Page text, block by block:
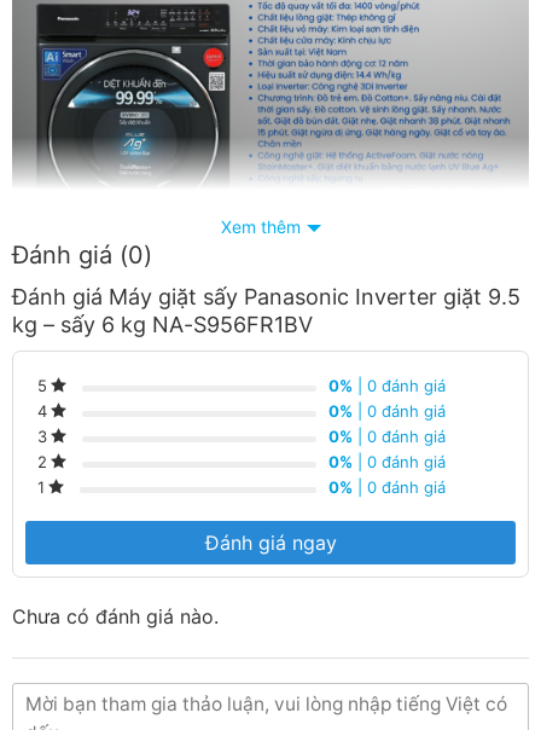
Tích hợp chức năng sấy
Panasonic Inverter NA-S956FR1BV thuộc dòng máy
cho nhu cầu sấy khô quần áo vào những ngày trời mưa
ẩm ướt. Hơn nữa, chiếc máy giặt này còn mang lại hiệu
lắp đặtkhi không phải mua riêng thêm một máy sấy.
Xem thêm
Đánh giá (0)
Đánh giá Máy giặt sấy Panasonic Inverter giặt 9.5
kg – sấy 6 kg NA-S956FR1BV
5 0% | 0 đánh giá
4
0% | 0 đánh giá
3
0% | 0 đánh giá
2
0% | 0 đánh giá
1
0% | 0 đánh giá
Đánh giá ngay
Chưa có đánh giá nào.